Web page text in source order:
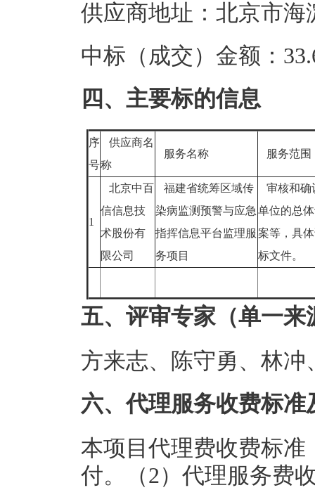
供应商地址：北京市海
中标（成交）金额：
四、主要标的信息
序
号
供应商名
称
服务名称 服务范
1
北京中百
信信息技
术股份有
限公司
福建省统筹区域传
染病监测预警与应急
指挥信息平台监理服
务项目
审核和确
单位的总
案等，具
标文件。
五、评审专家（单一
方来志、陈守勇、林冲
六、代理服务收费标准
本项目代理费收费标
付。（2）代理服务费